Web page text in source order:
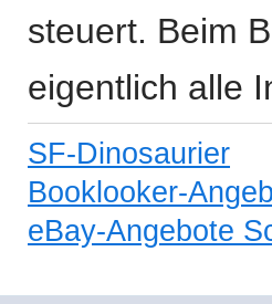
steuert. Beim
eigentlich alle
SF-Dinosaurier
Booklooker-
eBay-Angebote